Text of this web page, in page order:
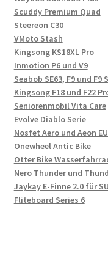
Scuddy Premium Quad
Steereon C30
VMoto Stash
Kingsong KS18XL Pro
Inmotion P6 und V9
Seabob SE63, F9 und F9 S
Kingsong F18 und F22
Seniorenmobil Vita Care
Evolve Diablo Serie
Nosfet Aero und Aeon
Onewheel Antic Bike
Otter Bike
Nero Thunder und
Jaykay E-Finne 2.0 für
Fliteboard Series 6